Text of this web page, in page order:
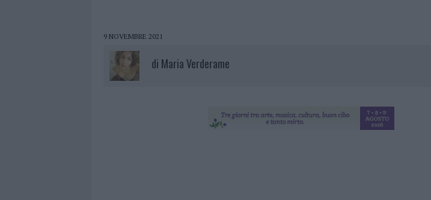
9 NOVEMBRE 2021
di Maria Verderame